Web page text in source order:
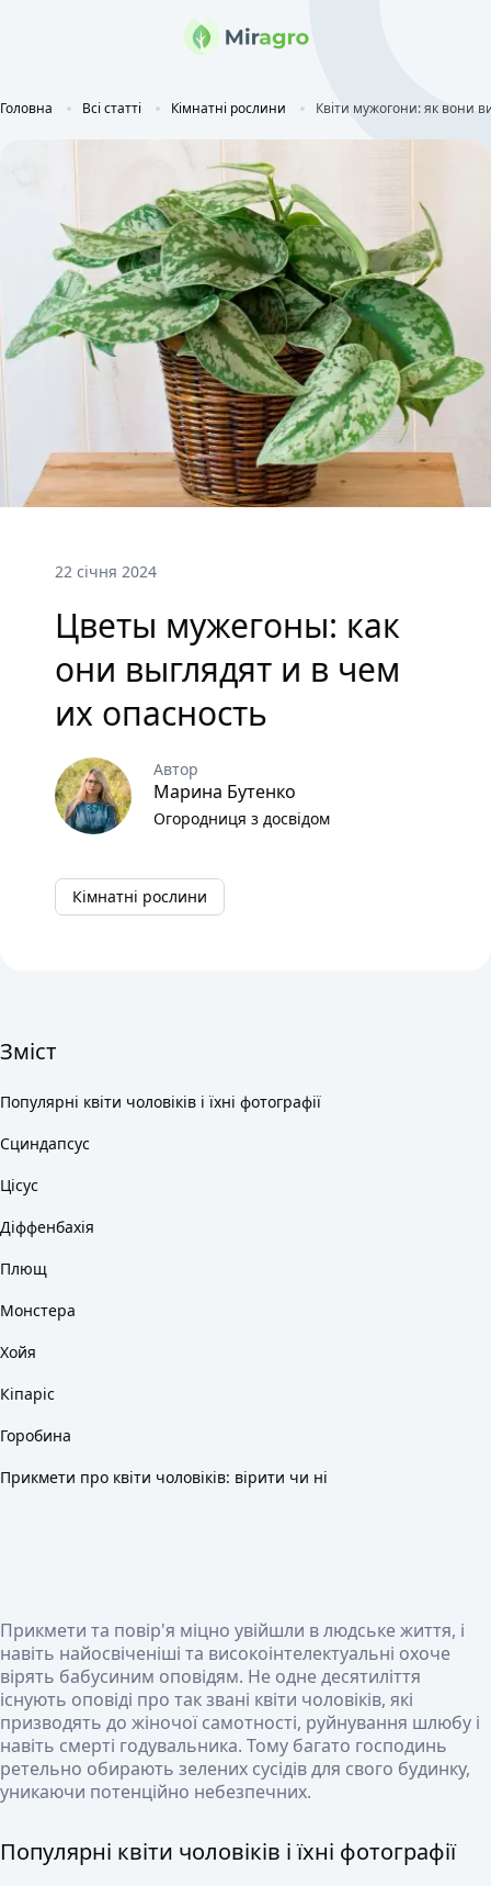
Головна Всі статті Кімнатні рослини Квіти мужогони: як вони
22 січня 2024
Цветы мужегоны: как
они выглядят и в чем
их опасность
Автор
Марина Бутенко
Огородниця з досвідом
Кімнатні рослини
Зміст
Популярні квіти чоловіків і їхні фотографії
Сциндапсус
Цісус
Діффенбахія
Плющ
Монстера
Хойя
Кіпаріс
Горобина
Прикмети про квіти чоловіків: вірити чи ні
Прикмети та повір'я міцно увійшли в людське життя, і
навіть найосвіченіші та високоінтелектуальні охоче
вірять бабусиним оповідям. Не одне десятиліття
існують оповіді про так звані квіти чоловіків, які
призводять до жіночої самотності, руйнування шлюбу і
навіть смерті годувальника. Тому багато господинь
ретельно обирають зелених сусідів для свого будинку,
уникаючи потенційно небезпечних.
Популярні квіти чоловіків і їхні фотографії